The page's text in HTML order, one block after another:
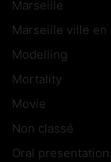
Marseille
Marseille ville en
Modelling
Mortality
Movie
Non classé
Oral